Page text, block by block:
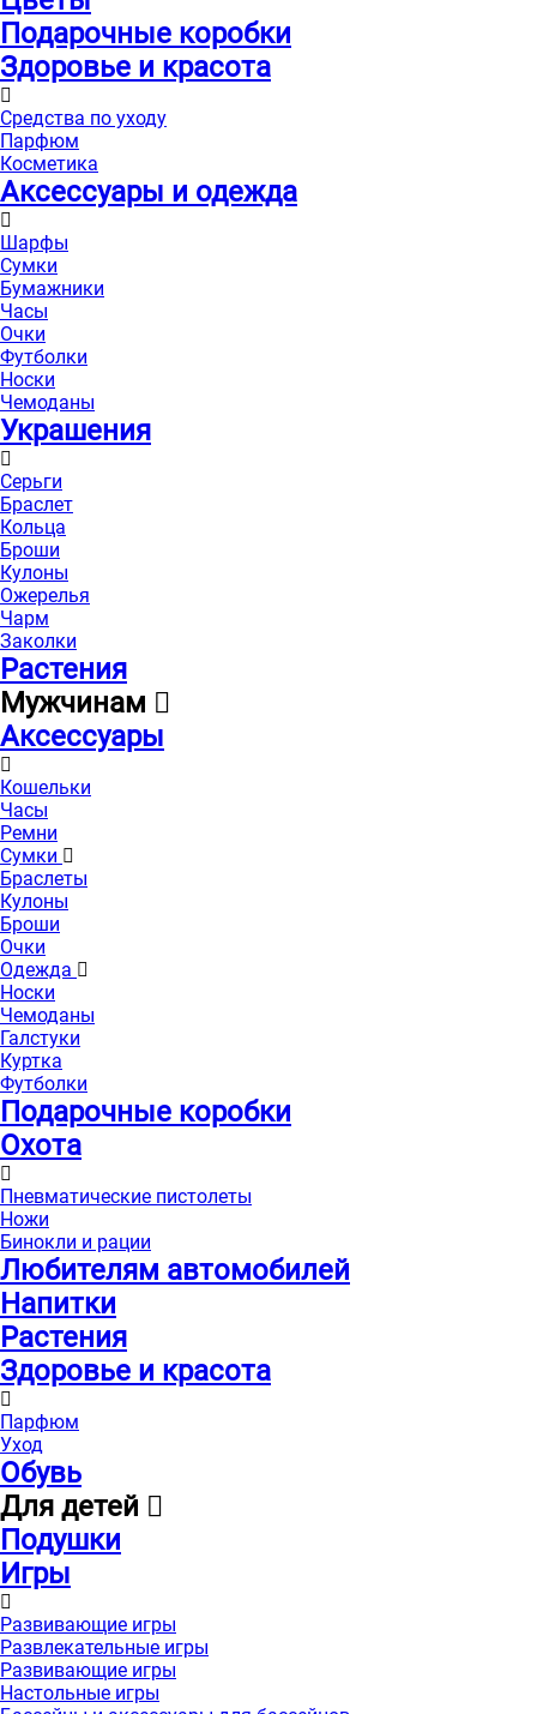
Подарочные коробки
Здоровье и красота
Средства по уходу
Парфюм
Косметика
Аксессуары и одежда
Шарфы
Сумки
Бумажники
Часы
Очки
Футболки
Носки
Чемоданы
Украшения
Серьги
Браслет
Кольца
Броши
Кулоны
Ожерелья
Чарм
Заколки
Растения
Мужчинам
Аксессуары
Кошельки
Часы
Ремни
Сумки
Браслеты
Кулоны
Броши
Очки
Одежда
Носки
Чемоданы
Галстуки
Куртка
Футболки
Подарочные коробки
Охота
Пневматические пистолеты
Ножи
Бинокли и рации
Любителям автомобилей
Напитки
Растения
Здоровье и красота
Парфюм
Уход
Обувь
Для детей
Подушки
Игры
Развивающие игры
Развлекательные игры
Развивающие игры
Настольные игры